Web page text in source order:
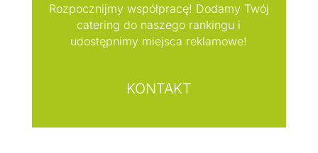
Rozpocznijmy współpracę! Dodamy Twój
catering do naszego rankingu i
udostępnimy miejsca reklamowe!
KONTAKT